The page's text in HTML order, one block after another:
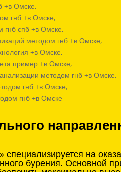
+в Омске,
гнб +в Омске,
гнб спб +в Омске,
методом гнб +в Омске,
+в Омске,
пример +в Омске,
методом гнб +в Омске,
гнб +в Омске,
гнб +в Омске
на
бурения. Основной